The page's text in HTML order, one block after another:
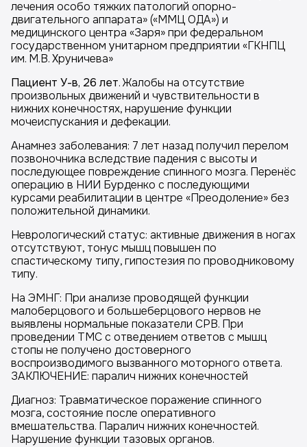
лечения особо тяжких патологий опорно-
двигательного аппарата» («ММЦ ОДА») и
медицинского центра «Заря» при федеральном
государственном унитарном предприятии «ГКНПЦ
им. М.В. Хруничева»
Пациент У-в, 26 лет. Жалобы на отсутствие
произвольных движений и чувствительности в
нижних конечностях, нарушение функции
мочеиспускания и дефекации.
Анамнез заболевания: 7 лет назад получил перелом
позвоночника вследствие падения с высоты и
последующее повреждение спинного мозга. Перенёс
операцию в НИИ Бурденко с последующими
курсами реабилитации в центре «Преодоление» без
положительной динамики.
Неврологический статус: активные движения в ногах
отсутствуют, тонус мышц повышен по
спастическому типу, гипостезия по проводниковому
типу.
На ЭМНГ: При анализе проводящей функции
малоберцового и большеберцового нервов не
выявлены нормальные показатели СРВ. При
проведении ТМС с отведением ответов с мышц
стопы не получено достоверного
воспроизводимого вызванного моторного ответа.
ЗАКЛЮЧЕНИЕ: паралич нижних конечностей
Диагноз: Травматическое поражение спинного
мозга, состояние после оперативного
вмешательства. Паралич нижних конечностей.
Нарушение функции тазовых органов.